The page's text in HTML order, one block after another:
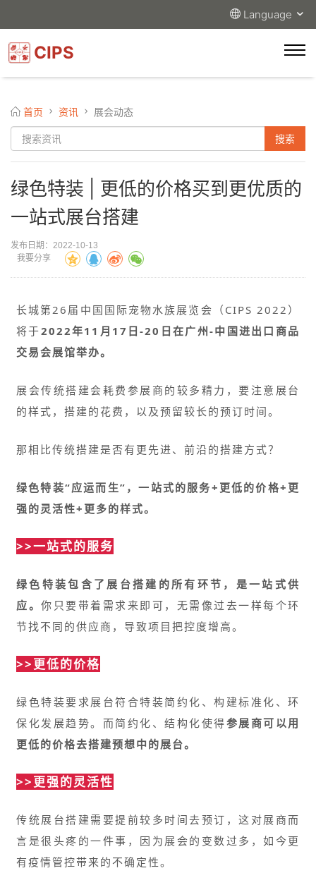
Language
CIPS
首页 资讯 展会动态
绿色特装 | 更低的价格买到更优质的
一站式展台搭建
发布日期：2022-10-13
我要分享
长城第26届中国国际宠物水族展览会（CIPS 2022）
将于2022年11月17日-20日在广州-中国进出口商品
交易会展馆举办。
展会传统搭建会耗费参展商的较多精力，要注意展台
的样式，搭建的花费，以及预留较长的预订时间。
那相比传统搭建是否有更先进、前沿的搭建方式？
绿色特装“应运而生”，一站式的服务+更低的价格+更
强的灵活性+更多的样式。
>>一站式的服务
绿色特装包含了展台搭建的所有环节，是一站式供
应。 你只要带着需求来即可，无需像过去一样每个环
节找不同的供应商，导致项目把控度增高。
>>更低的价格
绿色特装要求展台符合特装简约化、构建标准化、环
保化发展趋势。而简约化、结构化使得参展商可以用
更低的价格去搭建预想中的展台。
>>更强的灵活性
传统展台搭建需要提前较多时间去预订，这对展商而
言是很头疼的一件事，因为展会的变数过多，如今更
有疫情管控带来的不确定性。